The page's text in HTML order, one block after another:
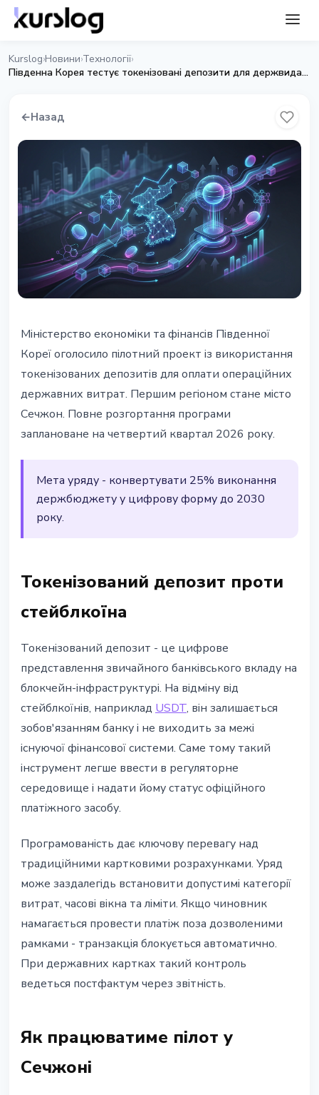
Kurslog›Новини›Технології›
Південна Корея тестує токенізовані депозити для держвидатків
←Назад
Південна Корея тестує
токенізовані депозити для
держвидатків - розгортання у Q4
2026
16 квітня 2026 р.2 хв читання
Міністерство економіки та фінансів Південної
Кореї оголосило пілотний проект із використання
токенізованих депозитів для оплати операційних
державних витрат. Першим регіоном стане місто
Сечжон. Повне розгортання програми
заплановане на четвертий квартал 2026 року.
Мета уряду - конвертувати 25% виконання
держбюджету у цифрову форму до 2030
року.
Токенізований депозит проти
стейблкоїна
Токенізований депозит - це цифрове
представлення звичайного банківського вкладу на
блокчейн-інфраструктурі. На відміну від
стейблкоїнів, наприклад USDT, він залишається
зобов'язанням банку і не виходить за межі
існуючої фінансової системи. Саме тому такий
інструмент легше ввести в регуляторне
середовище і надати йому статус офіційного
платіжного засобу.
Програмованість дає ключову перевагу над
традиційними картковими розрахунками. Уряд
може заздалегідь встановити допустимі категорії
витрат, часові вікна та ліміти. Якщо чиновник
намагається провести платіж поза дозволеними
рамками - транзакція блокується автоматично.
При державних картках такий контроль
ведеться постфактум через звітність.
Як працюватиме пілот у
Сечжоні